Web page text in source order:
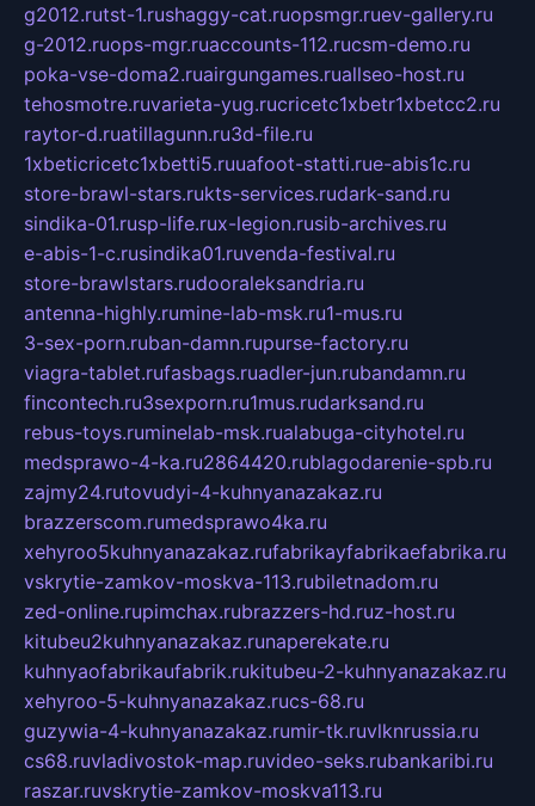
g2012.rutst-1.rushaggy-cat.ruopsmgr.ruev-gallery.ru
g-2012.ruops-mgr.ruaccounts-112.rucsm-demo.ru
poka-vse-doma2.ruairgungames.ruallseo-host.ru
tehosmotre.ruvarieta-yug.rucricetc1xbetr1xbetcc2.ru
raytor-d.ruatillagunn.ru3d-file.ru
1xbeticricetc1xbetti5.ruuafoot-statti.rue-abis1c.ru
store-brawl-stars.rukts-services.rudark-sand.ru
sindika-01.rusp-life.rux-legion.rusib-archives.ru
e-abis-1-c.rusindika01.ruvenda-festival.ru
store-brawlstars.rudooraleksandria.ru
antenna-highly.rumine-lab-msk.ru1-mus.ru
3-sex-porn.ruban-damn.rupurse-factory.ru
viagra-tablet.rufasbags.ruadler-jun.rubandamn.ru
fincontech.ru3sexporn.ru1mus.rudarksand.ru
rebus-toys.ruminelab-msk.rualabuga-cityhotel.ru
medsprawo-4-ka.ru2864420.rublagodarenie-spb.ru
zajmy24.rutovudyi-4-kuhnyanazakaz.ru
brazzerscom.rumedsprawo4ka.ru
xehyroo5kuhnyanazakaz.rufabrikayfabrikaefabrika.ru
vskrytie-zamkov-moskva-113.rubiletnadom.ru
zed-online.rupimchax.rubrazzers-hd.ruz-host.ru
kitubeu2kuhnyanazakaz.runaperekate.ru
kuhnyaofabrikaufabrik.rukitubeu-2-kuhnyanazakaz.ru
xehyroo-5-kuhnyanazakaz.rucs-68.ru
guzywia-4-kuhnyanazakaz.rumir-tk.ruvlknrussia.ru
cs68.ruvladivostok-map.ruvideo-seks.rubankaribi.ru
raszar.ruvskrytie-zamkov-moskva113.ru